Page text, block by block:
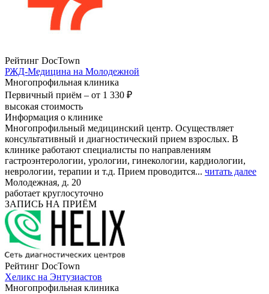
Рейтинг DocTown
РЖД-Медицина на Молодежной
Многопрофильная клиника
Первичный приём – от 1 330 ₽
высокая стоимость
Информация о клинике
Многопрофильный медицинский центр. Осуществляет
консультативный и диагностический прием взрослых. В
клинике работают специалисты по направлениям
гастроэнтерологии, урологии, гинекологии, кардиологии,
неврологии, терапии и т.д. Прием проводится... читать далее
Молодежная, д. 20
работает круглосуточно
ЗАПИСЬ НА ПРИЁМ
Рейтинг DocTown
Хеликс на Энтузиастов
Многопрофильная клиника